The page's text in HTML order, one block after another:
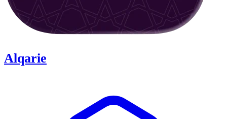
Alqarie